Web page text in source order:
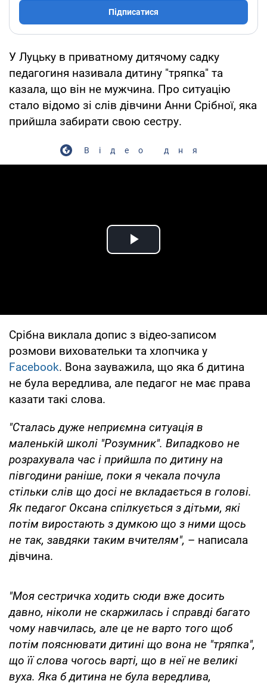
Підписатися
У Луцьку в приватному дитячому садку
педагогиня називала дитину "тряпка" та
казала, що він не мужчина. Про ситуацію
стало відомо зі слів дівчини Анни Срібної, яка
прийшла забирати свою сестру.
Відео дня
Play Video
Срібна виклала допис з відео-записом
розмови виховательки та хлопчика у
Facebook. Вона зауважила, що яка б дитина
не була вередлива, але педагог не має права
казати такі слова.
"Сталась дуже неприємна ситуація в
маленькій школі "Розумник". Випадково не
розрахувала час і прийшла по дитину на
півгодини раніше, поки я чекала почула
стільки слів що досі не вкладається в голові.
Як педагог Оксана спілкується з дітьми, які
потім виростають з думкою що з ними щось
не так, завдяки таким вчителям", – написала
дівчина.
"Моя сестричка ходить сюди вже досить
давно, ніколи не скаржилась і справді багато
чому навчилась, але це не варто того щоб
потім пояснювати дитині що вона не "тряпка",
що її слова чогось варті, що в неї не великі
вуха. Яка б дитина не була вередлива,